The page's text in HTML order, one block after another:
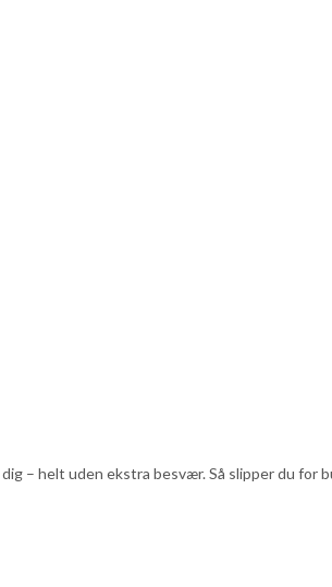
– helt uden ekstra besvær. Så slipper du